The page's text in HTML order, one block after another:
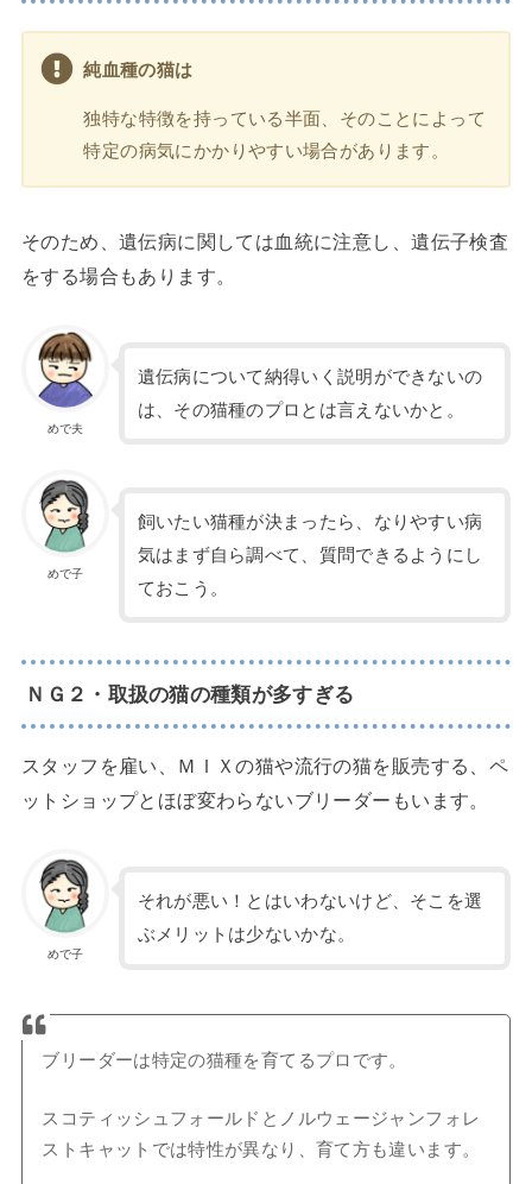
純血種の猫は
独特な特徴を持っている半面、そのことによって
特定の病気にかかりやすい場合があります。
そのため、遺伝病に関しては血統に注意し、遺伝子検査
をする場合もあります。
めで夫
遺伝病について納得いく説明ができないの
は、その猫種のプロとは言えないかと。
めで子
飼いたい猫種が決まったら、なりやすい病
気はまず自ら調べて、質問できるようにし
ておこう。
ＮＧ２・取扱の猫の種類が多すぎる
スタッフを雇い、ＭＩＸの猫や流行の猫を販売する、ペ
ットショップとほぼ変わらないブリーダーもいます。
めで子
それが悪い！とはいわないけど、そこを選
ぶメリットは少ないかな。
ブリーダーは特定の猫種を育てるプロです。
スコティッシュフォールドとノルウェージャンフォレ
ストキャットでは特性が異なり、育て方も違います。